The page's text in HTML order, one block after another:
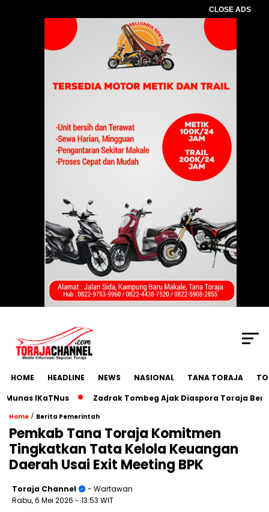
CLOSE ADS
HOME HEADLINE NEWS NASIONAL TANA TORAJA
IKaTNus
Zadrak Tombeg Ajak Diaspora Toraja
Home / Berita Pemerintah
Pemkab Tana Toraja Komitmen
Tingkatkan Tata Kelola Keuangan
Daerah Usai Exit Meeting BPK
Toraja Channel
- Wartawan
Rabu, 6 Mei 2026 - 13:53 WIT